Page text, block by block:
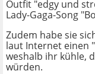
Outfit "edgy und
Lady-Gaga-Song
Zudem habe sie
laut Internet einen
weshalb ihr kühle,
würden.